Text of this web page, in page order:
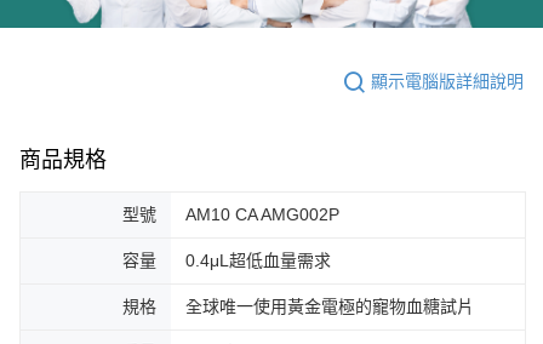
顯示電腦版詳細說明
商品規格
型號 AM10 CA AMG002P
容量 0.4μL超低血量需求
規格 全球唯一使用黃金電極的寵物血糖試片